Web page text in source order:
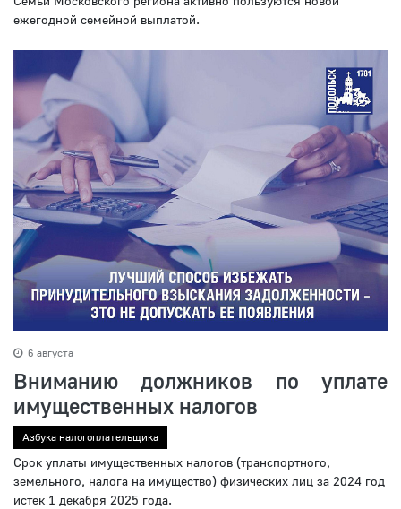
ежегодной семейной выплатой.
6 августа
Вниманию должников по уплате
имущественных налогов
Азбука налогоплательщика
Срок уплаты имущественных налогов (транспортного,
земельного, налога на имущество) физических лиц за 2024 год
истек 1 декабря 2025 года.